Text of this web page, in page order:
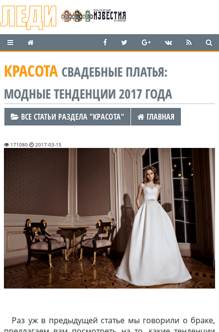
КРАСОТА СВАДЕБНЫЕ ПЛАТЬЯ:
МОДНЫЕ ТЕНДЕНЦИИ 2017 ГОДА
ВСЕ СТАТЬИ РАЗДЕЛА "КРАСОТА" ГЛАВНАЯ
171080 2017-03-15
Раз уж в предыдущей статье мы говорили о браке,